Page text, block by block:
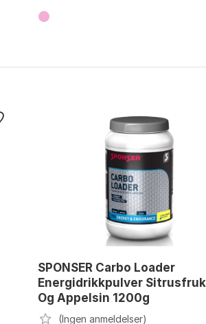
SPONSER Carbo Loader
Energidrikkpulver
Og Appelsin 1200g
(Ingen anmeldelser)